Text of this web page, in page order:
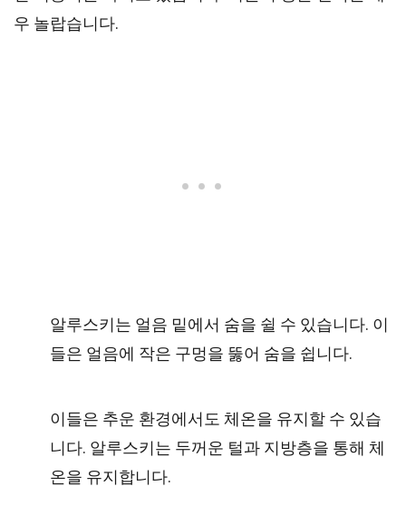
우 놀랍습니다.
알루스키는 얼음 밑에서 숨을 쉴 수 있습니다. 이
들은 얼음에 작은 구멍을 뚫어 숨을 쉽니다.
이들은 추운 환경에서도 체온을 유지할 수 있습
니다. 알루스키는 두꺼운 털과 지방층을 통해 체
온을 유지합니다.